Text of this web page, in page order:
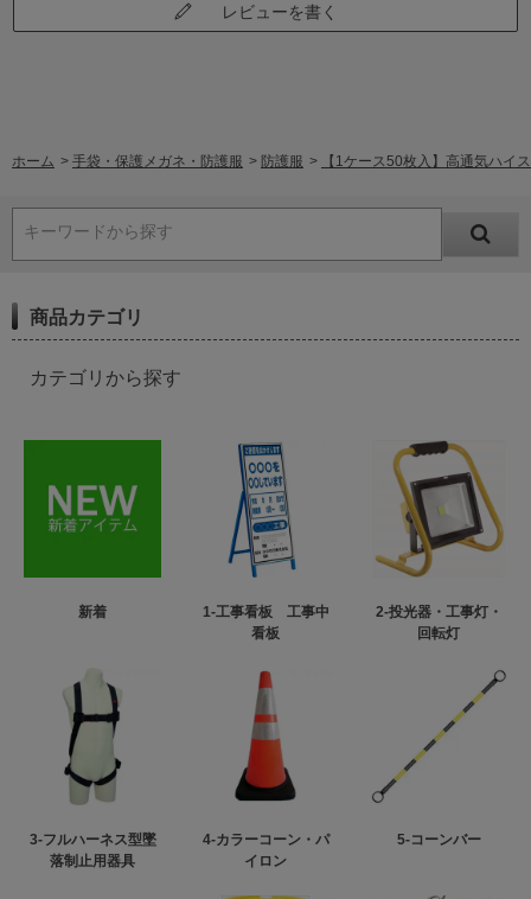
レビューを書く
ホーム > 手袋・保護メガネ・防護服 > 防護服 > 【1ケース50枚入】高通気ハイ
キーワードから探す
商品カテゴリ
カテゴリから探す
新着
1-工事看板 工事中
看板
2-投光器・工事灯・
回転灯
3-フルハーネス型墜
落制止用器具
4-カラーコーン・パ
イロン
5-コーンバー